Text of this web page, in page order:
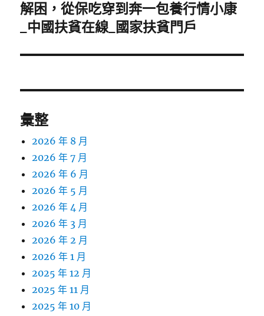
下
一
文
解困，從保吃穿到奔一包養行情小康
_中國扶貧在線_國家扶貧門戶
彙整
2026 年 8 月
2026 年 7 月
2026 年 6 月
2026 年 5 月
2026 年 4 月
2026 年 3 月
2026 年 2 月
2026 年 1 月
2025 年 12 月
2025 年 11 月
2025 年 10 月